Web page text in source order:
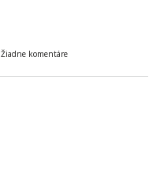
Žiadne komentáre